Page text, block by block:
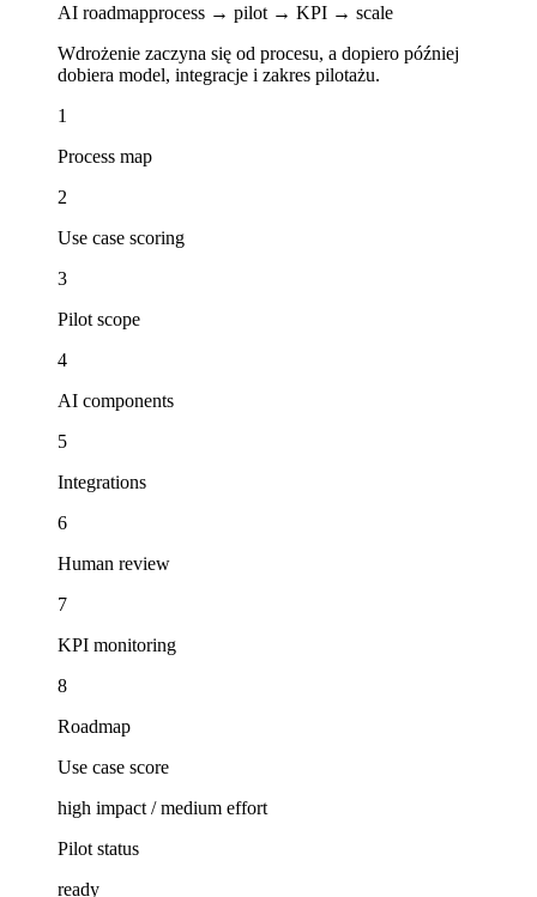
AI roadmapprocess → pilot → KPI → scale
Wdrożenie zaczyna się od procesu, a dopiero później
dobiera model, integracje i zakres pilotażu.
1
Process map
2
Use case scoring
3
Pilot scope
4
AI components
5
Integrations
6
Human review
7
KPI monitoring
8
Roadmap
Use case score
high impact / medium effort
Pilot status
ready